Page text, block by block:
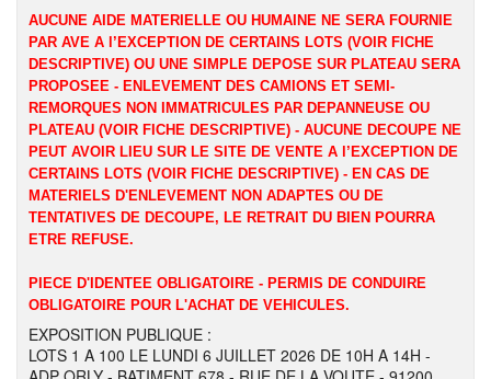
AUCUNE AIDE MATERIELLE OU HUMAINE NE SERA FOURNIE
PAR AVE A l’EXCEPTION DE CERTAINS LOTS (VOIR FICHE
DESCRIPTIVE) OU UNE SIMPLE DEPOSE SUR PLATEAU SERA
PROPOSEE - ENLEVEMENT DES CAMIONS ET SEMI-
REMORQUES NON IMMATRICULES PAR DEPANNEUSE OU
PLATEAU (VOIR FICHE DESCRIPTIVE) - AUCUNE DECOUPE NE
PEUT AVOIR LIEU SUR LE SITE DE VENTE A l’EXCEPTION DE
CERTAINS LOTS (VOIR FICHE DESCRIPTIVE) - EN CAS DE
MATERIELS D'ENLEVEMENT NON ADAPTES OU DE
TENTATIVES DE DECOUPE, LE RETRAIT DU BIEN POURRA
ETRE REFUSE.
PIECE D'IDENTEE OBLIGATOIRE - PERMIS DE CONDUIRE
OBLIGATOIRE POUR L'ACHAT DE VEHICULES.
EXPOSITION PUBLIQUE :
LOTS 1 A 100 LE LUNDI 6 JUILLET 2026 DE 10H A 14H -